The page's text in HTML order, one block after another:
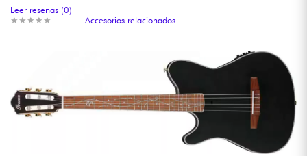
Pianos
Auriculares
★ ★ ★ ★ ★
★ ★ ★ ★ ★
Leer reseñas (0)
Accesorios relacionados